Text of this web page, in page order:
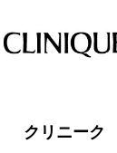
クリニーク